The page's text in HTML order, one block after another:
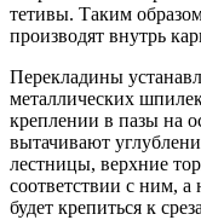
тетивы. Таким
производят внутрь
Перекладины
металлических
креплении в пазы на
вытачивают
лестницы, верхние
соответствии с ним,
будет крепиться к